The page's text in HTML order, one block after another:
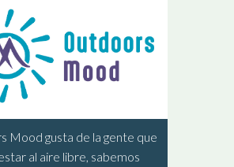
Mood gusta de la gente que
al aire libre, sabemos